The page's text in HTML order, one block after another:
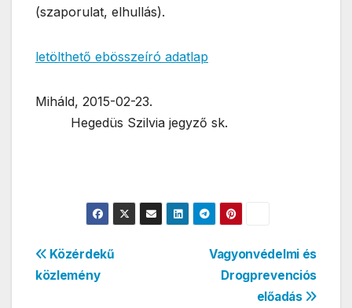
(szaporulat, elhullás).
letölthető ebösszeíró adatlap
Miháld, 2015-02-23.
Hegedüs Szilvia jegyző sk.
Bejegyzés
navigáció
Vagyonvédelmi és
Drogprevenciós
előadás
Közérdekű
közlemény